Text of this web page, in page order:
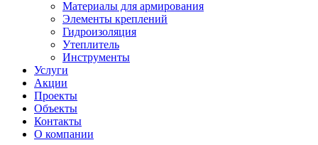
Материалы для армирования
Элементы креплений
Гидроизоляция
Утеплитель
Инструменты
Услуги
Акции
Проекты
Объекты
Контакты
О компании